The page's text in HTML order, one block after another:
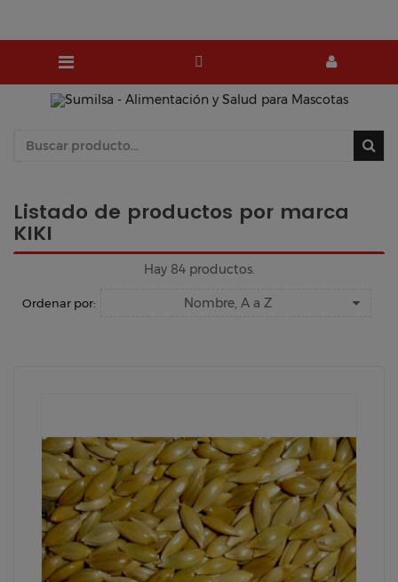
Listado de productos por marca
KIKI
Hay 84 productos.
Ordenar por: Nombre, A a Z